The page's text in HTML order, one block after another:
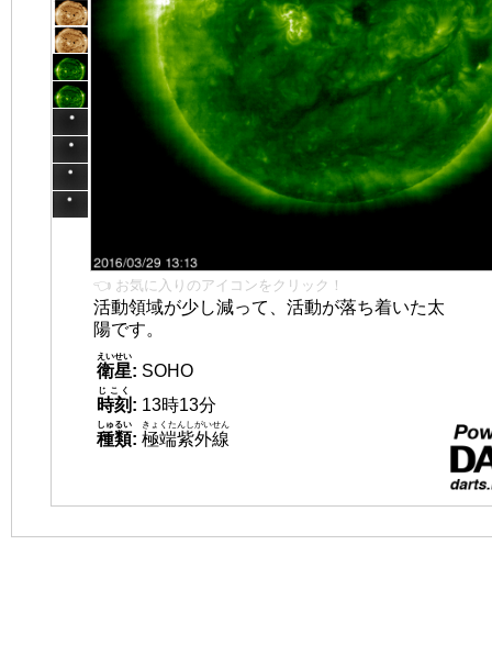
👈 お気に入りのアイコンをクリック！
活動領域が少し減って、活動が落ち着いた太
陽です。
衛星
えいせい
: SOHO
時刻
じこく
: 13時13分
種類
しゅるい
: 極端紫外線
きょくたんしがいせん